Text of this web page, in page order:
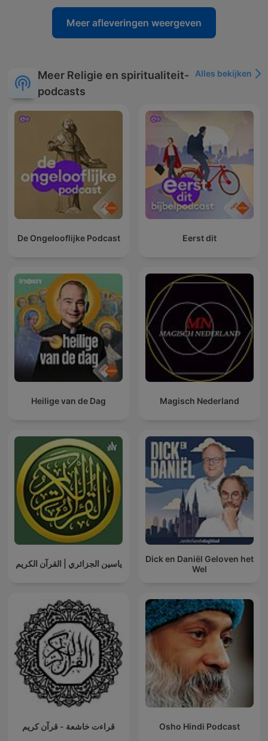
Meer afleveringen weergeven
Meer Religie en spiritualiteit-
podcasts
Alles bekijken
De Ongelooflijke Podcast Eerst dit
Heilige van de Dag Magisch Nederland
ياسين الجزائري | القرآن الكريم
Dick en Daniël Geloven het
Wel
قراءت خاشعة - قرآن كريم Osho Hindi Podcast